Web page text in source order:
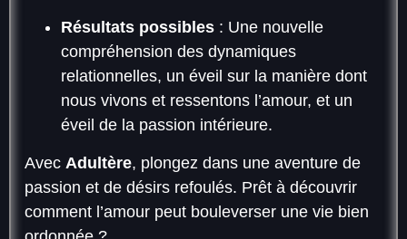
Résultats possibles : Une nouvelle
compréhension des dynamiques
relationnelles, un éveil sur la manière dont
nous vivons et ressentons l’amour, et un
éveil de la passion intérieure.
Avec Adultère, plongez dans une aventure de
passion et de désirs refoulés. Prêt à découvrir
comment l’amour peut bouleverser une vie bien